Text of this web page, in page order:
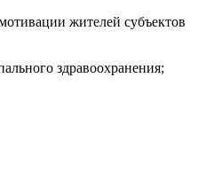
жителей субъектов
здравоохранения;